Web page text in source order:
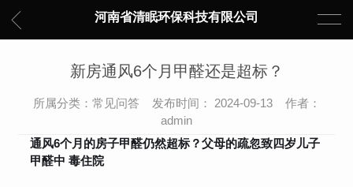
河南省清眠环保科技有限公司
新房通风6个月甲醛还是超标？
所属分类：常见问答 发布时间： 2024-09-13 作者：
admin
通风6个月的房子甲醛仍然超标？父母的疏忽致四岁儿子
甲醛中 毒住院